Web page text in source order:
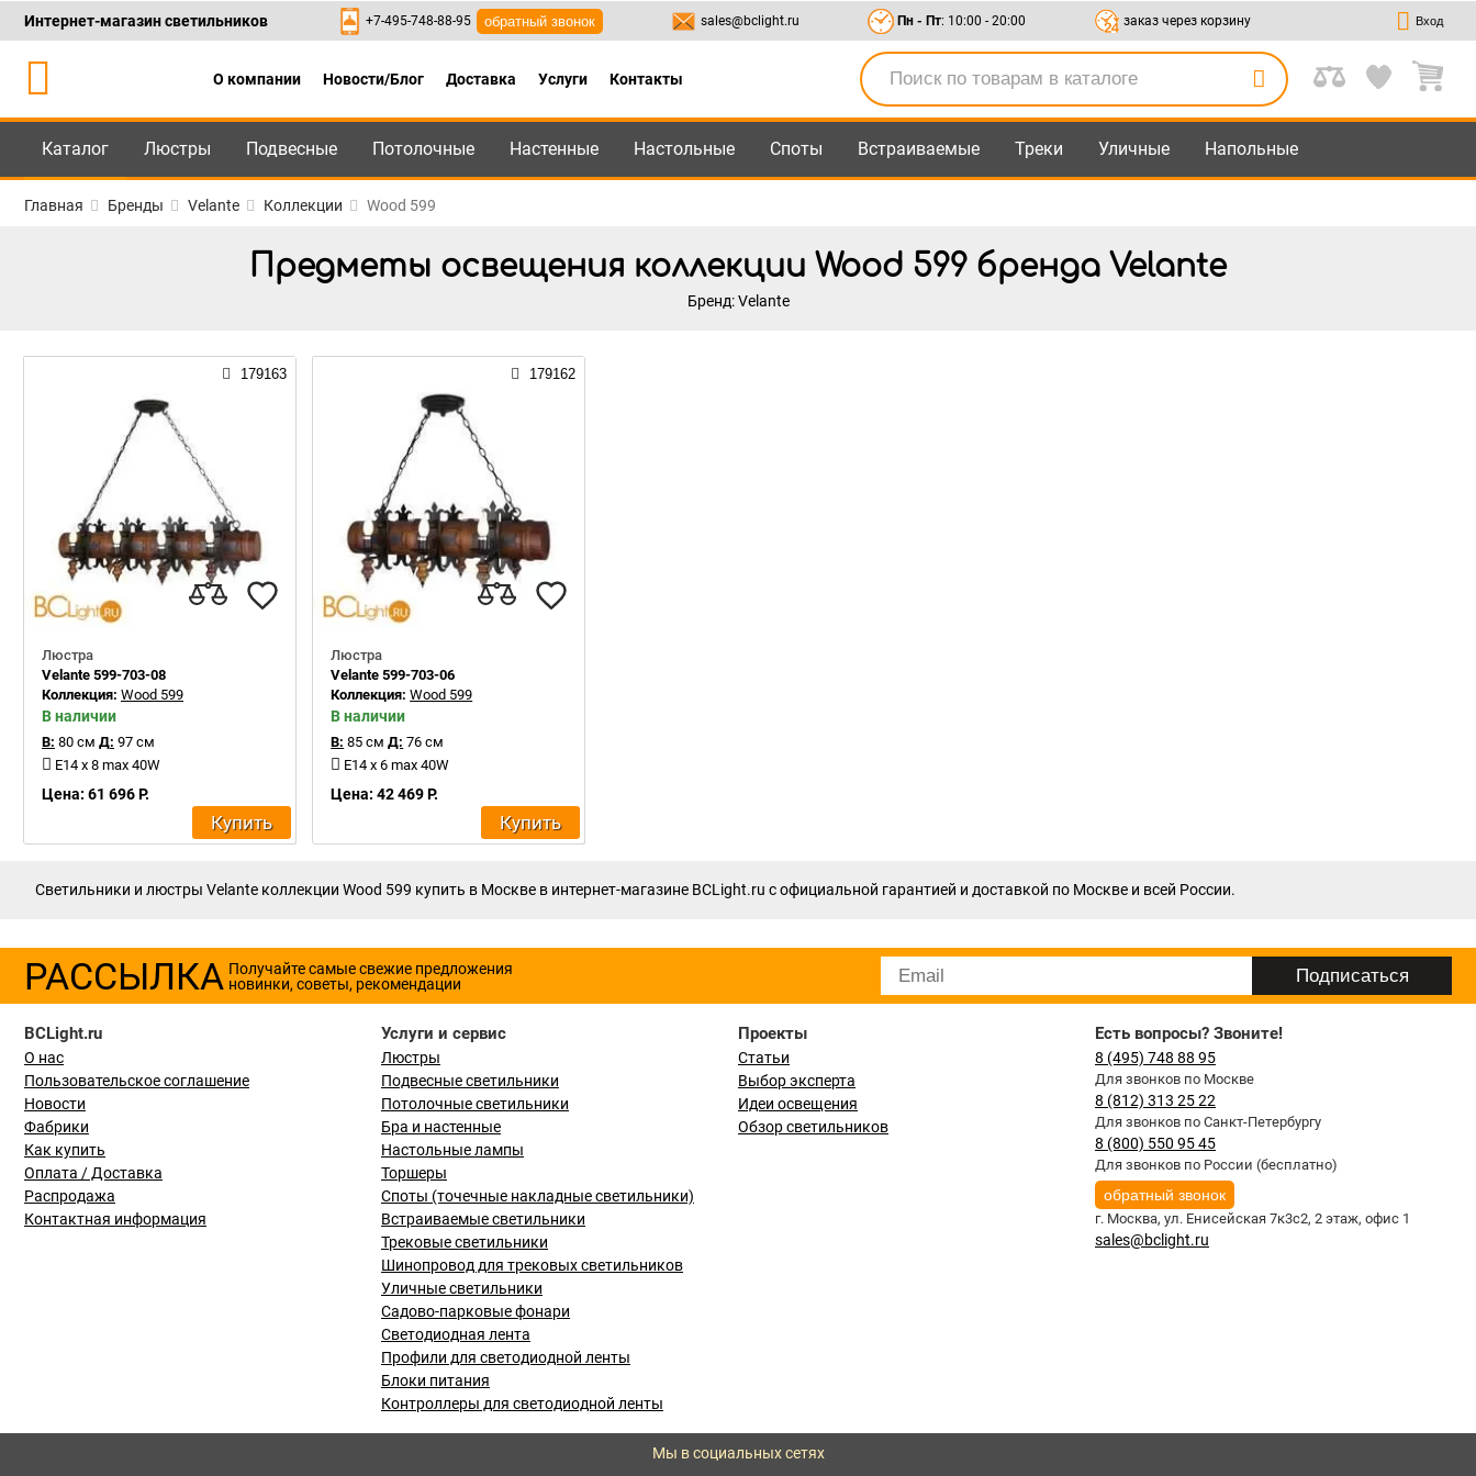
Каталог +7-495-748-88-95 ,8-800-550-95-45 sales@bclight.ru
Интернет-магазин светильников +7-495-748-88-95 обратный звонок sales@bclight.ru Пн - Пт: 10:00 - 20:00 заказ через корзину Вход
О компании Новости/Блог Доставка Услуги Контакты
Каталог Люстры Подвесные Потолочные Настенные Настольные Споты Встраиваемые Треки Уличные Напольные
Главная Бренды Velante Коллекции Wood 599
Предметы освещения коллекции Wood 599 бренда Velante
Бренд: Velante
179163
Люстра
Velante 599-703-08
Коллекция: Wood 599
В наличии
В: 80 см Д: 97 см
E14 x 8 max 40W
Цена: 61 696 Р.
Купить
179162
Люстра
Velante 599-703-06
Коллекция:Wood 599
В наличии
В: 85 см Д: 76 см
E14 x 6 max 40W
Цена: 42 469 Р.
Купить
Светильники и люстры Velante коллекции Wood 599 купить в Москве в интернет-магазине BCLight.ru с официальной гарантией и доставкой по Москве и всей России.
РАССЫЛКА Получайте самые свежие предложения
новинки, советы, рекомендации
BCLight.ru
О нас
Пользовательское соглашение
Новости
Фабрики
Как купить
Оплата / Доставка
Распродажа
Контактная информация
Услуги и сервис
Люстры
Подвесные светильники
Потолочные светильники
Бра и настенные
Настольные лампы
Торшеры
Споты (точечные накладные светильники)
Встраиваемые светильники
Трековые светильники
Шинопровод для трековых светильников
Уличные светильники
Садово-парковые фонари
Светодиодная лента
Профили для светодиодной ленты
Блоки питания
Контроллеры для светодиодной ленты
Проекты
Статьи
Выбор эксперта
Идеи освещения
Обзор светильников
Есть вопросы? Звоните!
8 (495) 748 88 95
Для звонков по Москве
8 (812) 313 25 22
Для звонков по Санкт-Петербургу
8 (800) 550 95 45
Для звонков по России (бесплатно)
обратный звонок
г. Москва, ул. Енисейская 7к3с2, 2 этаж, офис 1
sales@bclight.ru
Мы в социальных сетях